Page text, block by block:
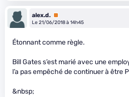
alex.d. Premium
Le 21/06/2018 à 14h45
Étonnant comme règle.
Bill Gates s’est marié avec une
l’a pas empêché de continuer à être
&nbsp;